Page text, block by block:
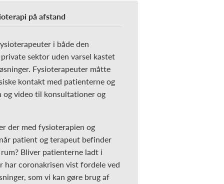
på afstand
i både den
sektor uden varsel kastet
Fysioterapeuter måtte
kontakt med patienterne og
og video til konsultationer og
der med fysioterapien og
patient og terapeut befinder
Bliver patienterne ladt i
har coronakrisen vist fordele ved
som vi kan gøre brug af